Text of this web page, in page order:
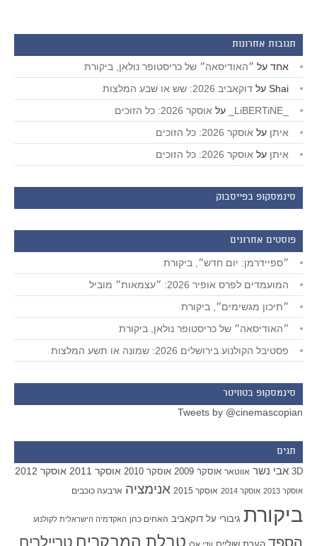
תגובות אחרונות
אחד על ״האודיסאה״ של כריסטופר נולאן, ביקורת
Shai על דוקאביב 2026: שש או שבע המלצות
על אוסקר 2026: כל הזוכים
איתן על אוסקר 2026: כל הזוכים
איתן על אוסקר 2026: כל הזוכים
סינמסקופ בפייסבוק
פוסטים אחרונים
״ספיידרמן: יום חדש״, ביקורת
המועמדים לפרס אופיר 2026: ״עצמאות״ מוביל
״תיכון מגשימים״, ביקורת
״האודיסאה״ של כריסטופר נולאן, ביקורת
פסטיבל הקולנוע בירושלים 2026: שמונה או תשע המלצות
סינמסקופ בטוויטר
Tweets by @cinemascopian
תגים
3D אבי נשר אווטאר אוסקר 2009 אוסקר 2010 אוסקר 2011 אוסקר 2012
אוסקר 2013 אוסקר 2014 אוסקר 2015 אנימציה ארבעה כוכבים
ביקורת גיבורי על דוקאביב האחים כהן האקדמיה הישראלית לקולנוע
הספד טבלת המבקרים